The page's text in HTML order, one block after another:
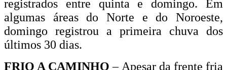
registrados entre quinta e domingo. Em
algumas áreas do Norte e do Noroeste,
domingo registrou a primeira chuva dos
últimos 30 dias.
FRIO A CAMINHO– Apesar da frente fria